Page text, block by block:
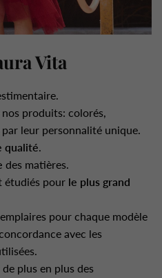
Vita
produits: colorés,
leur personnalité unique.
qualité.
des matières.
étudiés pour le plus grand
pour chaque modèle
avec les
plus en plus des